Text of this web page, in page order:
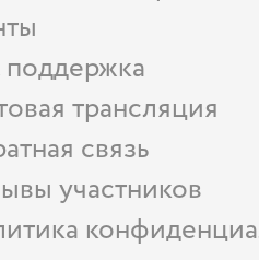
поддержка
трансляция
связь
участников